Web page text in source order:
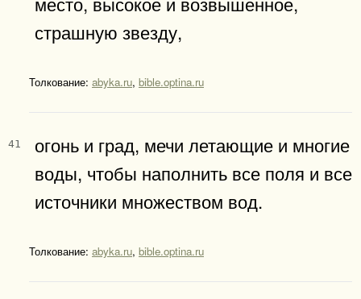
страшную звезду,
Толкование: abyka.ru, bible.optina.ru
41
огонь и град, мечи летающие и многие
воды, чтобы наполнить все поля и все
источники множеством вод.
Толкование: abyka.ru, bible.optina.ru